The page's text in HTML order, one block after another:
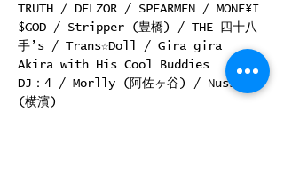
TRUTH / DELZOR / SPEARMEN / MONE¥I
$GOD / Stripper (豊橋) / THE 四十八
手’s / Trans☆Doll / Gira gira
Akira with His Cool Buddies
DJ：4 / Morlly (阿佐ヶ谷) / Nussy
(横濱)